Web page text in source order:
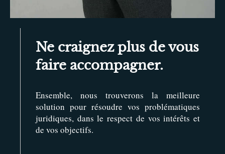
Ne craignez plus de vous
faire accompagner.
Ensemble, nous trouverons la meilleure
solution pour résoudre vos problématiques
juridiques, dans le respect de vos intérêts et
de vos objectifs.